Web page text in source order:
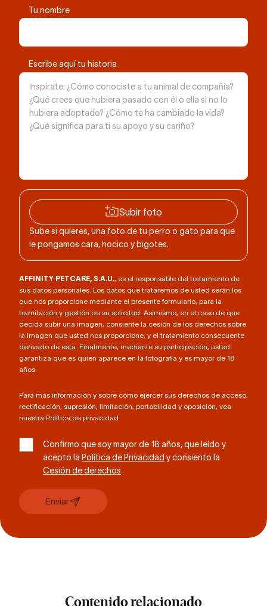
Tu nombre
Escribe aquí tu historia
Subir foto
Sube si quieres, una foto de tu perro o gato para que
le pongamos cara, hocico y bigotes.
AFFINITY PETCARE, S.A.U., es el responsable del tratamiento de
sus datos personales. Los datos que trataremos de usted serán los
que nos proporcione mediante el presente formulario, para la
tramitación y gestión de su solicitud. Asimismo, en el caso de que
decida subir una imagen, consiente la cesión de los derechos sobre
la imagen que usted nos proporcione, y el tratamiento consecuente
derivado de esta. Finalmente, mediante su participación, usted
garantiza que es quien aparece en la fotografía y es mayor de 18
años.
Para más información y sobre cómo ejercer sus derechos de acceso,
rectificación, supresión, limitación, portabilidad y oposición, vea
nuestra Política de privacidad
Confirmo que soy mayor de 18 años, que leído y
acepto la Política de Privacidad y consiento la
Cesión de derechos
Enviar
Contenido relacionado